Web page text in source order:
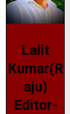
Lalit
Kumar(R
aju)
Editor-